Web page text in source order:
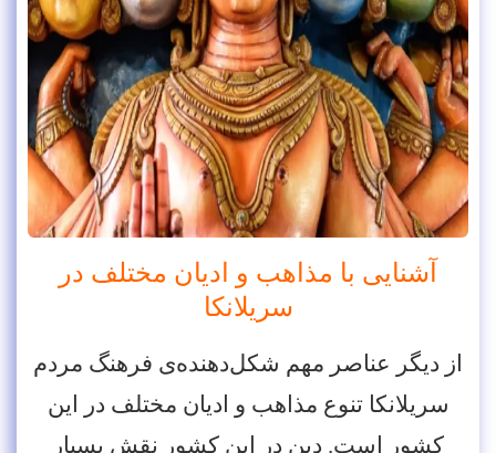
آشنایی با مذاهب و ادیان مختلف در
سریلانکا
از دیگر عناصر مهم شکل‌دهنده‌ی فرهنگ مردم
سریلانکا تنوع مذاهب و ادیان مختلف در این
کشور است. دین در این کشور نقش بسیار